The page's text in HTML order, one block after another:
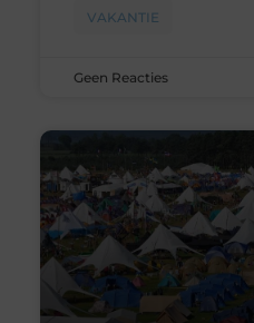
VAKANTIE
Geen Reacties